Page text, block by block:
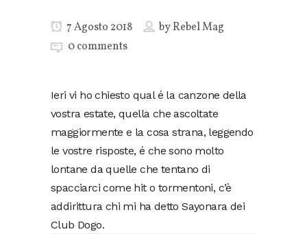
7 Agosto 2018 byRebel Mag
0 comments
Ieri vi ho chiesto qual é la canzone della
vostra estate, quella che ascoltate
maggiormente e la cosa strana, leggendo
le vostre risposte, é che sono molto
lontane da quelle che tentano di
spacciarci come hit o tormentoni, c’è
addirittura chi mi ha detto Sayonara dei
Club Dogo.